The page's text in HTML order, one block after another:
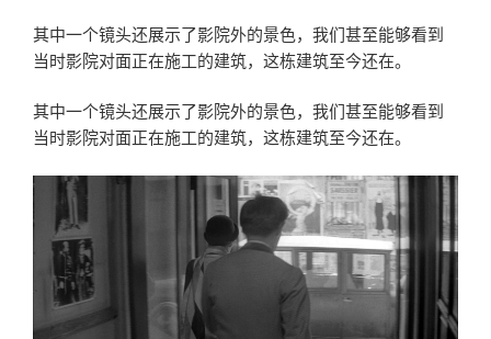
其中一个镜头还展示了影院外的景色，我们甚至能够看到
当时影院对面正在施工的建筑，这栋建筑至今还在。
其中一个镜头还展示了影院外的景色，我们甚至能够看到
当时影院对面正在施工的建筑，这栋建筑至今还在。